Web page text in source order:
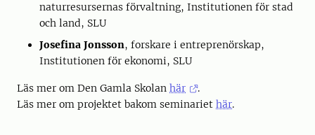
naturresursernas förvaltning, Institutionen för stad
och land, SLU
Josefina Jonsson, forskare i entreprenörskap,
Institutionen för ekonomi, SLU
Läs mer om Den Gamla Skolan här
.
Läs mer om projektet bakom seminariet här.